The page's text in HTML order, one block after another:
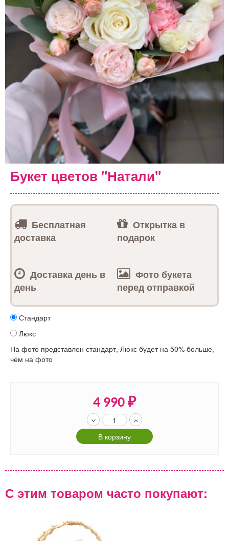
Букет цветов "Натали"
Бесплатная
доставка
Открытка в
подарок
Доставка день в
день
Фото букета
перед отправкой
Стандарт
Люкс
На фото представлен стандарт, Люкс будет на 50% больше,
чем на фото
4 990 ₽
В корзину
С этим товаром часто покупают: